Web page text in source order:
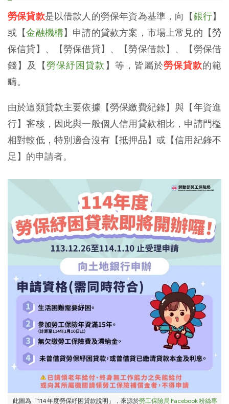
勞保貸款是以借款人的勞保年資為基準，向【銀行】
或【金融機構】申請的貸款方案，市場上常見的【勞
保信貸】、【勞保借貸】、【勞保借款】、【勞保借
錢】及【勞保紓困貸款 】等，皆屬於勞保貸款的範
疇。
由於這類貸款主要依據【勞保繳費紀錄】與【年資進
行】審核，因此與一般個人信用貸款相比，申請門檻
相對較低，特別適合沒有【抵押品】或【信用紀錄不
足】的申請者。
此圖為「114 年度勞保紓困貸款說明」，來源於勞工保險局 Facebook 粉絲專